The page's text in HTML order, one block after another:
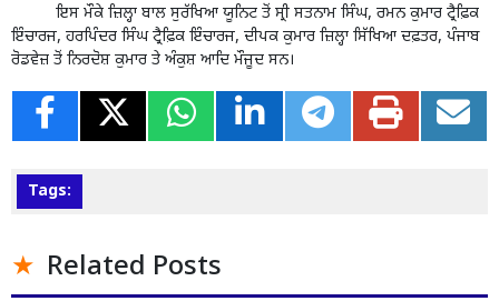
ਇਸ ਮੌਕੇ ਜ਼ਿਲ੍ਹਾ ਬਾਲ ਸੁਰੱਖਿਆ ਯੂਨਿਟ ਤੋਂ ਸ੍ਰੀ ਸਤਨਾਮ ਸਿੰਘ, ਰਮਨ ਕੁਮਾਰ ਟ੍ਰੈਫ਼ਿਕ
ਇੰਚਾਰਜ, ਹਰਪਿੰਦਰ ਸਿੰਘ ਟ੍ਰੈਫ਼ਿਕ ਇੰਚਾਰਜ, ਦੀਪਕ ਕੁਮਾਰ ਜ਼ਿਲ੍ਹਾ ਸਿੱਖਿਆ ਦਫ਼ਤਰ, ਪੰਜਾਬ
ਰੋਡਵੇਜ਼ ਤੋਂ ਨਿਰਦੋਸ਼ ਕੁਮਾਰ ਤੇ ਅੰਕੁਸ਼ ਆਦਿ ਮੌਜੂਦ ਸਨ।
Tags:
Related Posts